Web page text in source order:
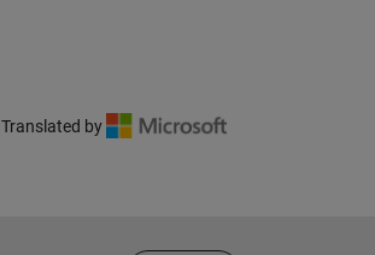
Translated by